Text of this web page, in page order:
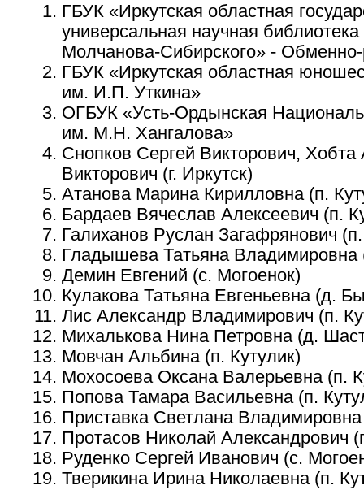
ГБУК «Иркутская областная
универсальная научная
Молчанова-Сибирского» -
ГБУК «Иркутская областная
им. И.П. Уткина»
ОГБУК «Усть-Ордынская
им. М.Н. Хангалова»
Снопков Сергей Викторович, Хобта
Викторович (г. Иркутск)
Атанова Марина Кирилловна (п.
Бардаев Вячеслав Алексеевич (п.
Галиханов Руслан Загафрянович
Гладышева Татьяна Владимировна
Демин Евгений (с. Могоенок)
Кулакова Татьяна Евгеньевна (д.
Лис Александр Владимирович (п.
Михалькова Нина Петровна (д.
Мовчан Альбина (п. Кутулик)
Мохосоева Оксана Валерьевна (п.
Попова Тамара Васильевна (п.
Приставка Светлана Владимировна
Протасов Николай Александрович
Руденко Сергей Иванович (с.
Тверикина Ирина Николаевна (п.